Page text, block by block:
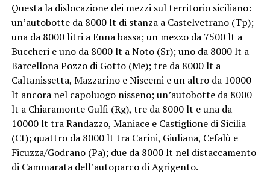
Questa la dislocazione dei mezzi sul territorio siciliano:
un’autobotte da 8000 lt di stanza a Castelvetrano (Tp);
una da 8000 litri a Enna bassa; un mezzo da 7500 lt a
Buccheri e uno da 8000 lt a Noto (Sr); uno da 8000 lt a
Barcellona Pozzo di Gotto (Me); tre da 8000 lt a
Caltanissetta, Mazzarino e Niscemi e un altro da 10000
lt ancora nel capoluogo nisseno; un’autobotte da 8000
lt a Chiaramonte Gulfi (Rg), tre da 8000 lt e una da
10000 lt tra Randazzo, Maniace e Castiglione di Sicilia
(Ct); quattro da 8000 lt tra Carini, Giuliana, Cefalù e
Ficuzza/Godrano (Pa); due da 8000 lt nel distaccamento
di Cammarata dell’autoparco di Agrigento.